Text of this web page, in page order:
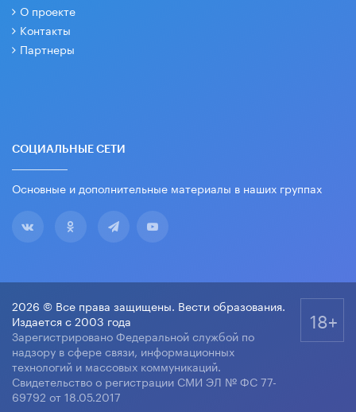
О проекте
Контакты
Партнеры
СОЦИАЛЬНЫЕ СЕТИ
Основные и дополнительные материалы в наших группах
2026 © Все права защищены. Вести образования.
Издается с 2003 года
Зарегистрировано Федеральной службой по
надзору в сфере связи, информационных
технологий и массовых коммуникаций.
Свидетельство о регистрации СМИ ЭЛ № ФС 77-
69792 от 18.05.2017
18+